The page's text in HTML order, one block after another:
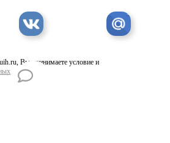
Вы принимаете условие и